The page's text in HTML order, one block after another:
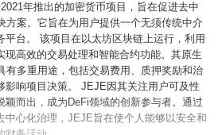
年推出的加密货币项目，旨在促进去中
方案。它旨在为用户提供一个无须传统中介
平台。 该项目在以太坊区块链上运行，利用
现高效的交易处理和智能合约功能。其原生
有多重用途，包括交易费用、质押奖励和治
影响项目决策。 JEJE因其关注用户可及性
颖而出，成为DeFi领域的创新参与者。通过
中心化治理，JEJE旨在使个人能够以安全和